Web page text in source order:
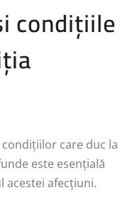
condițiile
care duc la
este esențială
afecțiuni.